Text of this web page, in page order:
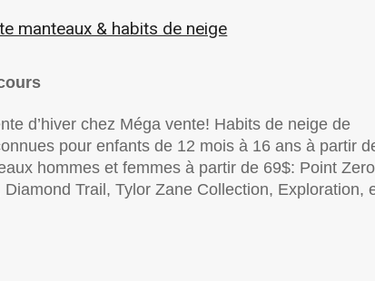
manteaux & habits de neige
d’hiver chez Méga vente! Habits de neige de
pour enfants de 12 mois à 16 ans à partir
hommes et femmes à partir de 69$: Point
Diamond Trail, Tylor Zane Collection, Exploration,